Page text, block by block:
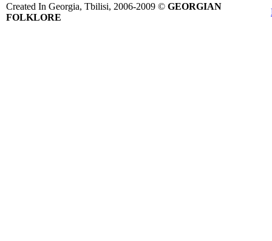
Created In Georgia, Tbilisi, 2006-2009 © GEORGIAN
FOLKLORE